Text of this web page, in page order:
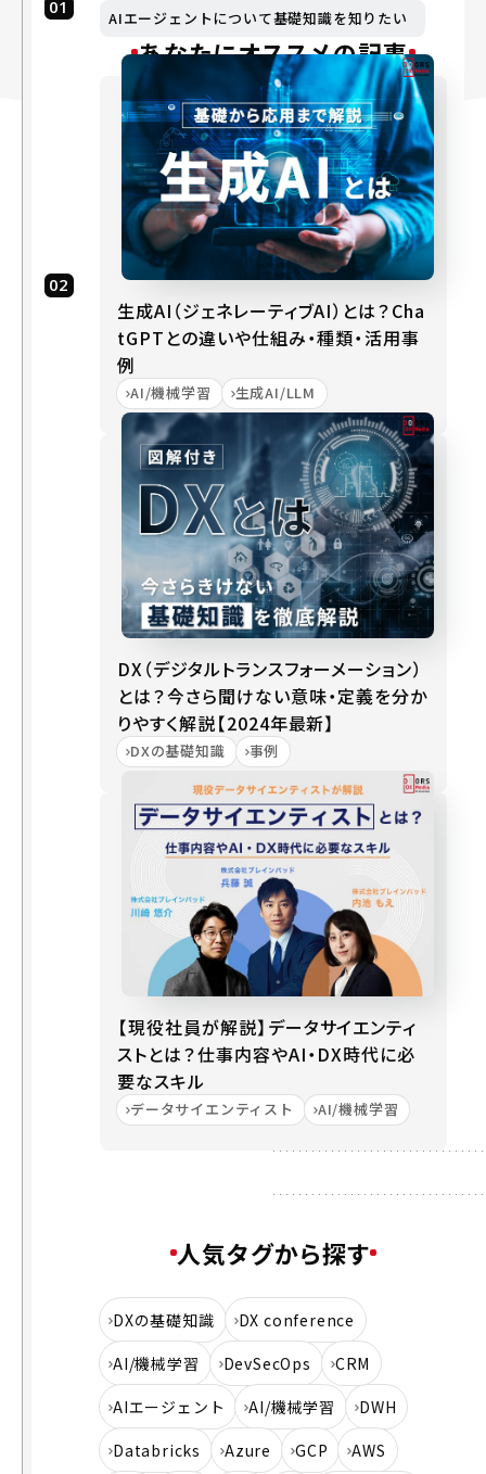
実・
不透
時代
での
対応
プ
ラ
ッ
ト
的
な
変
化
モ
ノ
か
AIエージェントについて基礎知識を知りたい
あなたにオススメの記事
生成AI（ジェネレーティブAI）とは？Cha
tGPTとの違いや仕組み・種類・活用事
例
AI/機械学習 生成AI/LLM
DX（デジタルトランスフォーメーション）
とは？今さら聞けない意味・定義を分か
りやすく解説【2024年最新】
DXの基礎知識 事例
【現役社員が解説】データサイエンティ
ストとは？仕事内容やAI・DX時代に必
要なスキル
データサイエンティスト AI/機械学習
人気タグから探す
DXの基礎知識
DX conference
AI/機械学習
DevSecOps
CRM
AIエージェント
AI/機械学習
DWH
Databricks
Azure GCP
AWS